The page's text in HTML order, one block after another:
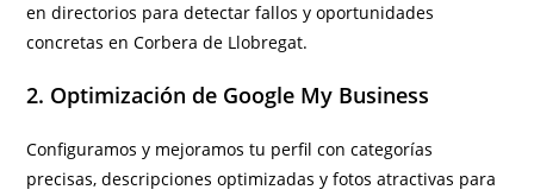
en directorios para detectar fallos y oportunidades
concretas en Corbera de Llobregat.
2. Optimización de Google My Business
Configuramos y mejoramos tu perfil con categorías
precisas, descripciones optimizadas y fotos atractivas para